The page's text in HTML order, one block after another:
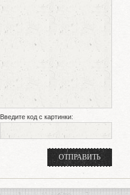
Введите код с картинки: